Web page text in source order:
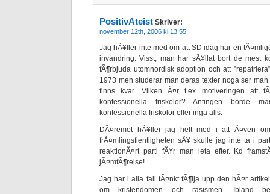
PositivAteist Skriver:
november 12th, 2006 kl 13:55 |
Jag hÃ¥ller inte med om att SD idag har en
invandring. Visst, man har sÃ¥llat bort de mest
fÃ¶rbjuda utomnordisk adoption och att
1973 men studerar man deras texter noga ser
finns kvar. Vilken Ã¤r t.ex motiveringen att
konfessionella friskolor? Antingen borde
konfessionella friskolor eller inga alls.
DÃ¤remot hÃ¥ller jag helt med i att Ã¤ven
frÃ¤mlingsfientligheten sÃ¥ skulle jag inte ta i
reaktionÃ¤rt parti fÃ¥r man leta efter. Kd
jÃ¤mfÃ¶relse!
Jag har i alla fall tÃ¤nkt fÃ¶lja upp den hÃ¤r
om kristendomen och rasismen. Ibland